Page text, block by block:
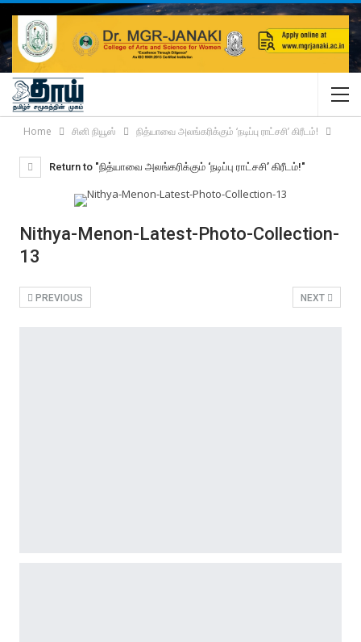
Home சினி நியூஸ் நித்யாவை அலங்கரிக்கும் ‘நடிப்பு ராட்சசி’ கிரீடம்!
Return to "நித்யாவை அலங்கரிக்கும் ‘நடிப்பு ராட்சசி’ கிரீடம்!"
Nithya-Menon-Latest-Photo-Collection-
13
NEXT
PREVIOUS